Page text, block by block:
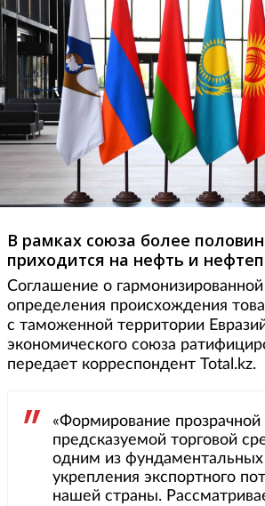
В рамках союза более
приходится на нефть и
Соглашение о
определения происхождения
с таможенной территории
экономического союза
передает корреспондент Total.kz.
«Формирование прозрачной
предсказуемой торговой
одним из фундаментальных
укрепления экспортного
нашей страны.